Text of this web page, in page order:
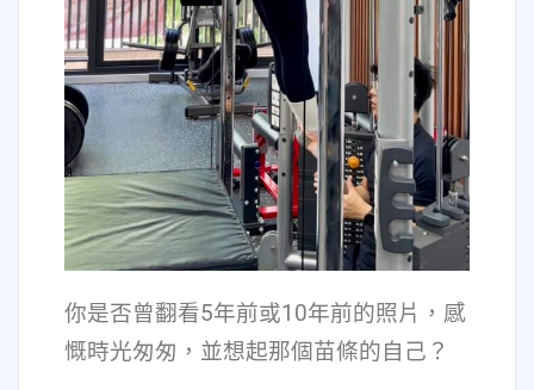
你是否曾翻看5年前或10年前的照片，感
慨時光匆匆，並想起那個苗條的自己？